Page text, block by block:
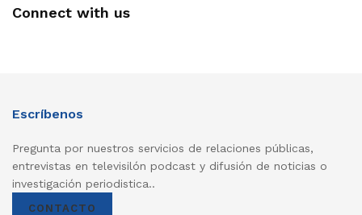
Connect with us
Escríbenos
Pregunta por nuestros servicios de relaciones públicas,
entrevistas en televisilón podcast y difusión de noticias o
investigación periodistica..
CONTACTO